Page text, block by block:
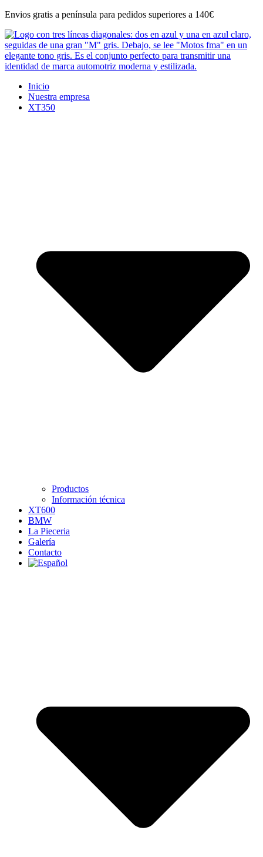
Ir
contenido
Envios gratis a península para pedidos superiores a 140€
Inicio
Nuestra empresa
XT350
Productos
Información técnica
XT600
BMW
La Pieceria
Galería
Contacto